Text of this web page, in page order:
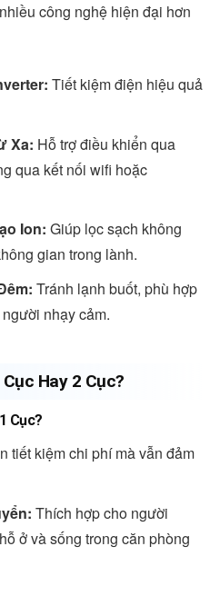
công nghệ hiện đại hơn
Tiết kiệm điện hiệu quả
Xa: Hỗ trợ điều khiển qua
qua kết nối wifi hoặc
Ion: Giúp lọc sạch không
gian trong lành.
Tránh lạnh buốt, phù hợp
nhạy cảm.
Hay 2 Cục?
Cục?
tiết kiệm chi phí mà vẫn đảm
Thích hợp cho người
ở và sống trong căn phòng